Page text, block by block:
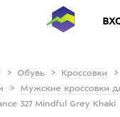
Обувь
Кроссовки
Мужские кроссовки
327 Mindful Grey Khaki